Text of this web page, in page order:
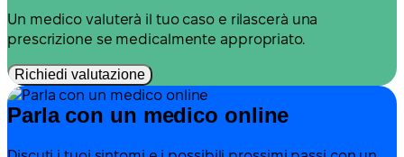
Un medico valuterà il tuo caso e rilascerà una
prescrizione se medicalmente appropriato.
Richiedi valutazione
Parla con un medico online